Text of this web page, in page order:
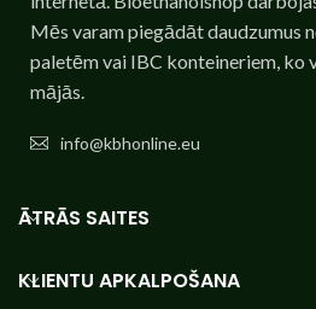
Mēs varam piegādāt daudzumus
paletēm vai IBC konteineriem, ko
mājās.
info@kbhonline.eu
ĀTRĀS SAITES
KLIENTU APKALPOŠANA